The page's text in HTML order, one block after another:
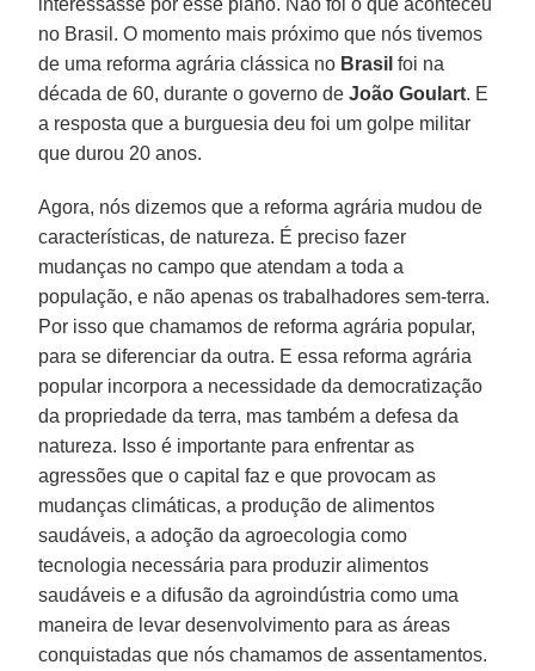
no Brasil. O momento mais próximo que nós tivemos
de uma reforma agrária clássica no Brasil foi na
década de 60, durante o governo deJoão Goulart. E
a resposta que a burguesia deu foi um golpe militar
que durou 20 anos.
Agora, nós dizemos que a reforma agrária mudou de
características, de natureza. É preciso fazer
mudanças no campo que atendam a toda a
população, e não apenas os trabalhadores sem-terra.
Por isso que chamamos de reforma agrária popular,
para se diferenciar da outra. E essa reforma agrária
popular incorpora a necessidade da democratização
da propriedade da terra, mas também a defesa da
natureza. Isso é importante para enfrentar as
agressões que o capital faz e que provocam as
mudanças climáticas, a produção de alimentos
saudáveis, a adoção da agroecologia como
tecnologia necessária para produzir alimentos
saudáveis e a difusão da agroindústria como uma
maneira de levar desenvolvimento para as áreas
conquistadas que nós chamamos de assentamentos.